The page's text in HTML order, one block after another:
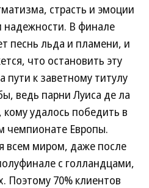
страсть и эмоции
надежности. В финале
песнь льда и пламени, и
что остановить эту
к заветному титулу
ведь парни Луиса де ла
удалось победить в
чемпионате Европы.
всем миром, даже после
с голландцами,
Поэтому 70% клиентов